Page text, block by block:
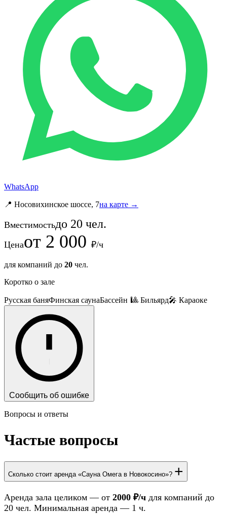
WhatsApp
📍 Носовихинское шоссе, 7на карте →
Вместимостьдо 20 чел.
Ценаот 2 000 ₽/ч
для компаний до 20 чел.
Коротко о зале
Русская баняФинская саунаБассейн 🎱 Бильярд🎤 Караоке
Сообщить об ошибке
Вопросы и ответы
Частые вопросы
Сколько стоит аренда «Сауна Омега в Новокосино»? +
Аренда зала целиком — от 2000 ₽/ч для компаний до
20 чел. Минимальная аренда — 1 ч.